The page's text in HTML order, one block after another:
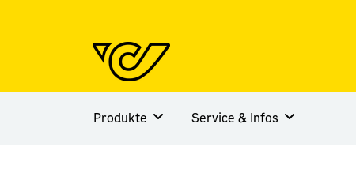
Produkte Service & Infos